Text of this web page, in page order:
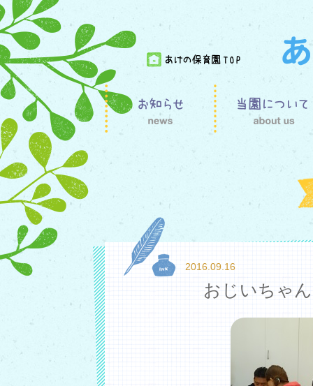
2016.09.16
おじいちゃ